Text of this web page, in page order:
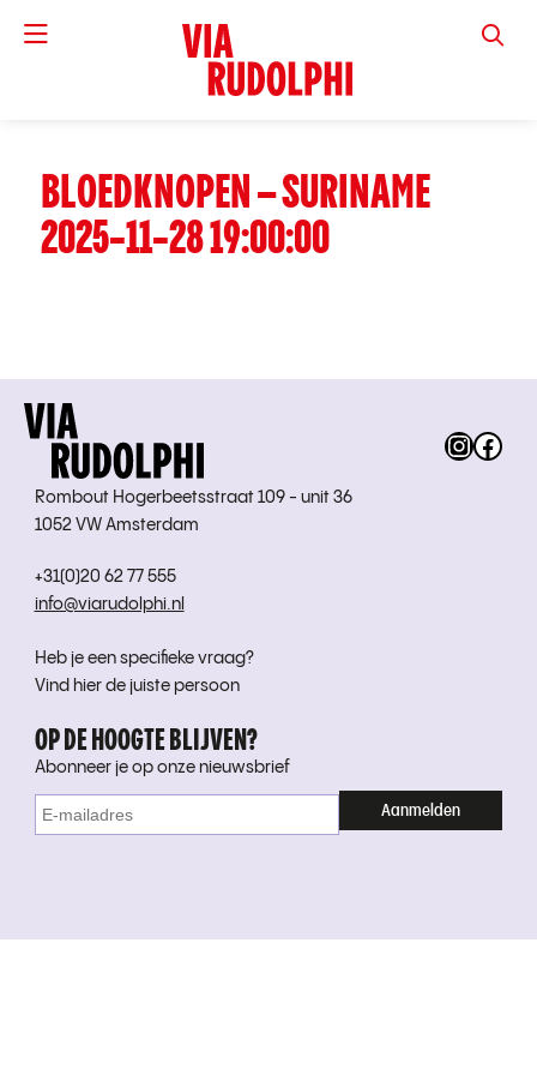
VIA
BLOEDKNOPEN – SURINAME
2025-11-28 19:00:00
Rombout Hogerbeetsstraat 109 - unit 36
1052 VW Amsterdam
+31(0)20 62 77 555
info@viarudolphi.nl
Heb je een specifieke vraag?
Vind hier de juiste persoon
OP DE HOOGTE BLIJVEN?
Abonneer je op onze nieuwsbrief